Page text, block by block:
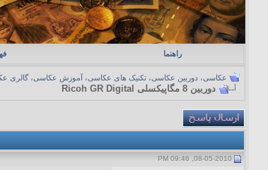
راهنما
عکاسی، دوربین عکاسی، تکنیک های عکاسی، آموزش عکاسی، گالری
دوربین 8 مگاپیکسلی Ricoh GR Digital
08-05-2010, 09:46 PM